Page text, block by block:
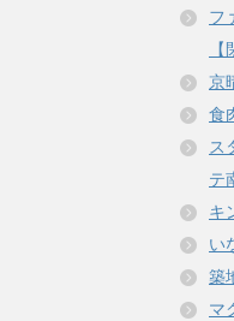
フ
【
京
食
ス
テ
キ
い
築
マ